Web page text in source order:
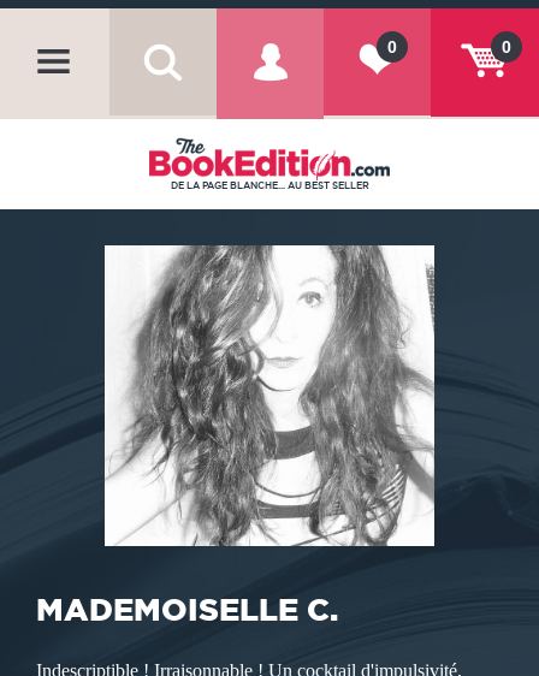
0
0
DE LA PAGE BLANCHE... AU BEST SELLER
MADEMOISELLE C.
Indescriptible ! Irraisonnable ! Un cocktail d'impulsivité,